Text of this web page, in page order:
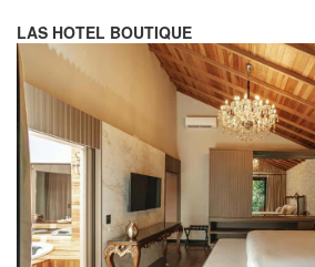
LAS HOTEL BOUTIQUE